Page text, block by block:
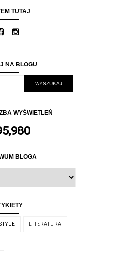
TUTAJ
NA BLOGU
WYŚWIETLEŃ
BLOGA
LITERATURA